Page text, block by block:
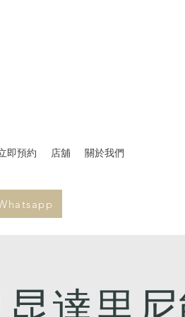
即預約 店舖 關於我們
昆達里